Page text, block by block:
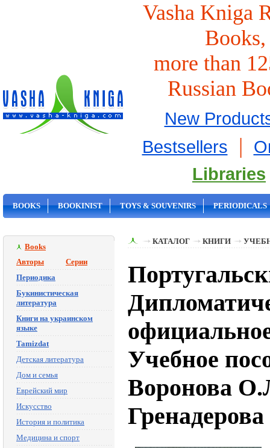
Vasha Kniga
Books,
more than
Russian
New
Bestsellers
|
Libraries
BOOKS BOOKINIST TOYS & SOUVENIRS PERIODICALS
Books
Авторы
Серии
Периодика
Букинистическая
литература
Книги на украинском
языке
Tamizdat
Детская литература
Дом и семья
Еврейский мир
Искусство
История и политика
Медицина и спорт
КАТАЛОГ КНИГИ
Учебное
Воронова